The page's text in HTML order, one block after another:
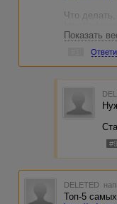
Что
Нужна ли
http://
http://
http://
Ах,
http://
Показать
#9
DELETED
Топ-5